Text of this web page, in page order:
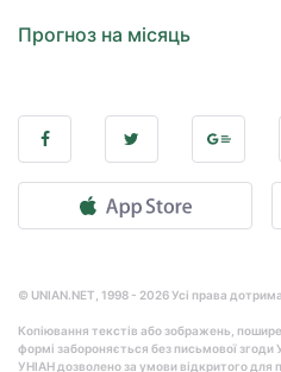
Прогноз на місяць
© UNIAN.NET, 1998 - 2026 Усі права
Копіювання текстів або зображень,
формі забороняється без письмової згоди
УНІАН дозволено за умови відкритого для